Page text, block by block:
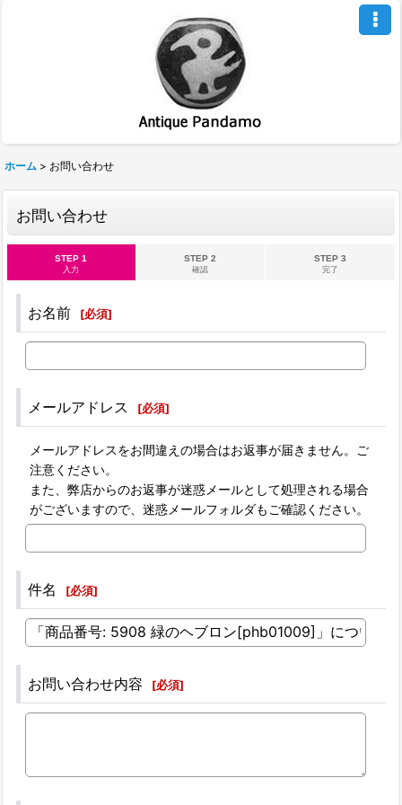
ホーム > お問い合わせ
お問い合わせ
STEP 1
入力
STEP 2
確認
STEP 3
完了
お名前 [必須]
メールアドレス [必須]
メールアドレスをお間違えの場合はお返事が届きません。ご
注意ください。
また、弊店からのお返事が迷惑メールとして処理される場合
がございますので、迷惑メールフォルダもご確認ください。
件名 [必須]
お問い合わせ内容 [必須]